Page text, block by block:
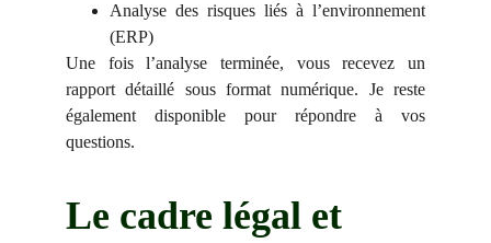
Analyse des risques liés à l’environnement
(ERP)
Une fois l’analyse terminée, vous recevez un
rapport détaillé sous format numérique. Je reste
également disponible pour répondre à vos
questions.
Le cadre légal et